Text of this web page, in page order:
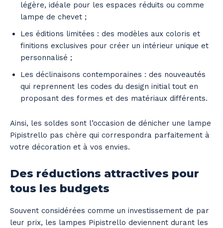
légère, idéale pour les espaces réduits ou comme
lampe de chevet ;
Les éditions limitées : des modèles aux coloris et
finitions exclusives pour créer un intérieur unique et
personnalisé ;
Les déclinaisons contemporaines : des nouveautés
qui reprennent les codes du design initial tout en
proposant des formes et des matériaux différents.
Ainsi, les soldes sont l’occasion de dénicher une lampe
Pipistrello pas chère qui correspondra parfaitement à
votre décoration et à vos envies.
Des réductions attractives pour
tous les budgets
Souvent considérées comme un investissement de par
leur prix, les lampes Pipistrello deviennent durant les